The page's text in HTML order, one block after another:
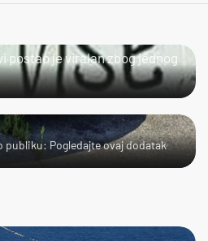
postao je viralan zbog jednog
publiku: Pogledajte ovaj dodatak